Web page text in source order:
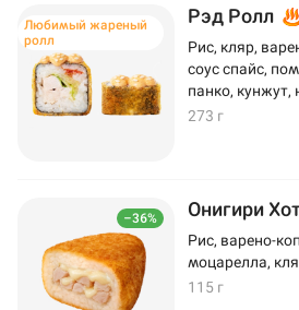
Любимый жареный
ролл
Рэд Ролл
Рис, кляр,
соус спайс,
панко, кунжут,
273 г
–36% Онигири
Рис, варено-
моцарелла,
115 г